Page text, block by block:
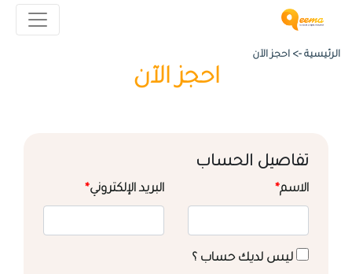
الرئيسية -> احجز الآن
احجز الآن
تفاصيل الحساب
الاسم* البريد الإلكتروني*
ليس لديك حساب ؟